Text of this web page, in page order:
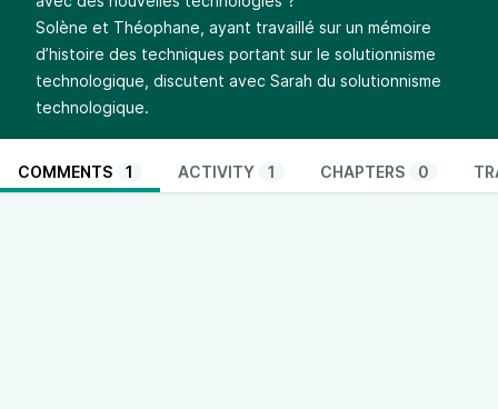
Solène et Théophane, ayant travaillé sur un mémoire
d’histoire des techniques portant sur le solutionnisme
technologique, discutent avec Sarah du solutionnisme
technologique.
COMMENTS 1 ACTIVITY 1 CHAPTERS 0